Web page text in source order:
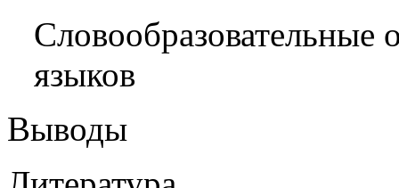
Словообразовательные
языков
Выводы